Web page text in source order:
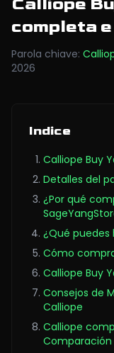
completa e
Parola chiave:
2026
Indice
Calliope Buy
Detalles del
¿Por qué
¿Qué puedes
Cómo
Calliope Buy
Consejos de
Calliope
Calliope
Comparación